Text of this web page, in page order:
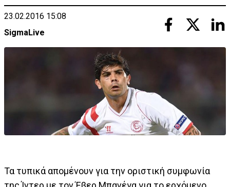
23.02.2016 15:08
SigmaLive
Τα τυπικά απομένουν για την οριστική συμφωνία